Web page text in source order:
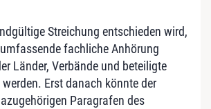
Streichung entschieden wird,
fachliche Anhörung
Länder, Verbände und beteiligte
Erst danach könnte der
Paragrafen des